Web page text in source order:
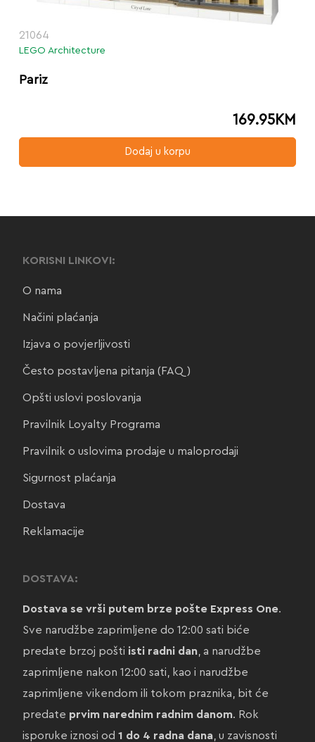
21064
LEGO Architecture
Pariz
169.95KM
Dodaj u korpu
KORISNI LINKOVI:
O nama
Načini plaćanja
Izjava o povjerljivosti
Često postavljena pitanja (FAQ)
Opšti uslovi poslovanja
Pravilnik Loyalty Programa
Pravilnik o uslovima prodaje u maloprodaji
Sigurnost plaćanja
Dostava
Reklamacije
DOSTAVA:
Dostava se vrši putem brze pošte Express One.
Sve narudžbe zaprimljene do 12:00 sati biće
predate brzoj pošti isti radni dan, a narudžbe
zaprimljene nakon 12:00 sati, kao i narudžbe
zaprimljene vikendom ili tokom praznika, bit će
predate prvim narednim radnim danom. Rok
isporuke iznosi od 1 do 4 radna dana, u zavisnosti